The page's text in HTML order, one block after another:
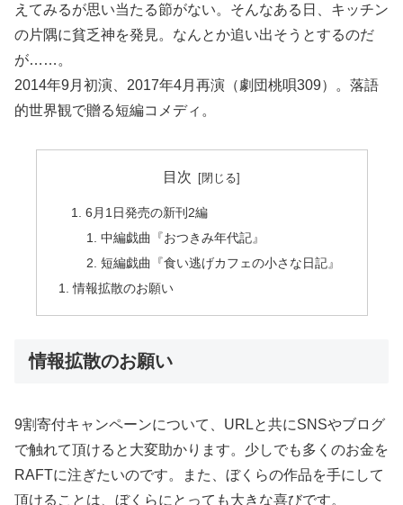
えてみるが思い当たる節がない。そんなある日、キッチン
の片隅に貧乏神を発見。なんとか追い出そうとするのだ
が……。
2014年9月初演、2017年4月再演（劇団桃唄309）。落語
的世界観で贈る短編コメディ。
目次
6月1日発売の新刊2編
中編戯曲『おつきみ年代記』
短編戯曲『食い逃げカフェの小さな日記』
情報拡散のお願い
情報拡散のお願い
9割寄付キャンペーンについて、URLと共にSNSやブログ
で触れて頂けると大変助かります。少しでも多くのお金を
RAFTに注ぎたいのです。また、ぼくらの作品を手にして
頂けることは、ぼくらにとっても大きな喜びです。